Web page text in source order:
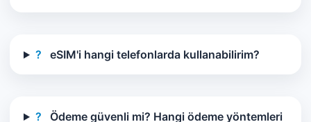
? eSIM'i hangi telefonlarda kullanabilirim?
?
Ödeme güvenli mi? Hangi ödeme yöntemleri